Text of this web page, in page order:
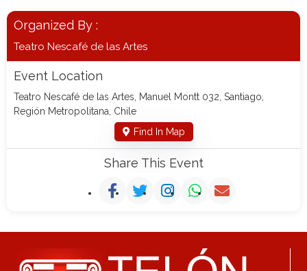
Organized By :
Teatro Nescafé de las Artes
Event Location
Teatro Nescafé de las Artes, Manuel Montt 032, Santiago,
Región Metropolitana, Chile
Find In Map
Share This Event